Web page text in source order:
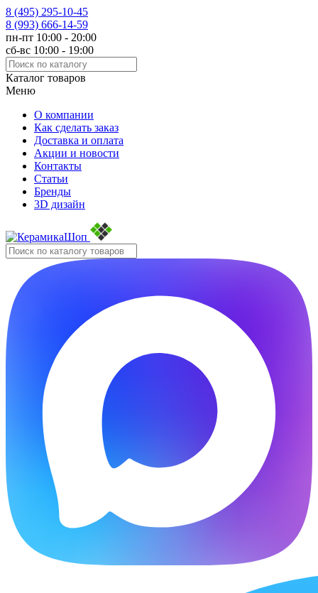
8 (495) 295-10-45
8 (993) 666-14-59
пн-пт 10:00 - 20:00
сб-вс 10:00 - 19:00
Каталог товаров
Меню
О компании
Как сделать заказ
Доставка и оплата
Акции и новости
Контакты
Статьи
Бренды
3D дизайн